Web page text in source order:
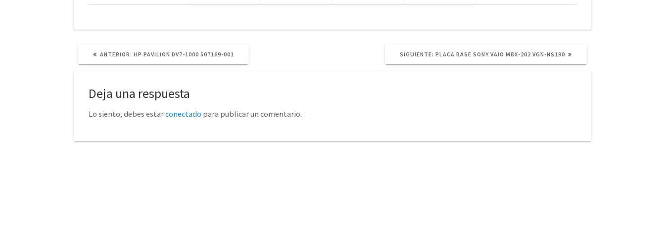
ANTERIOR: POST
HP PAVILION DV7-1000 507169-001 SIGUIENTE: SIGUIENTE
PLACA BASE SONY VAIO MBX-202 VGN-NS190
Deja una respuesta
Lo siento, debes estarconectado para publicar un comentario.